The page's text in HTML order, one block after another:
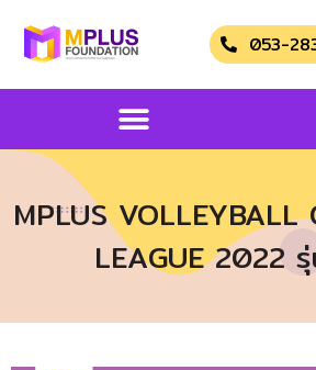
053-
MPLUS VOLLEYBALL
LEAGUE 2022